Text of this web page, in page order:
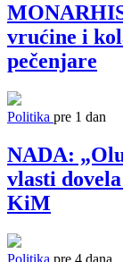
vrućine i
pečenjare
Politika pre 1 dan
NADA:
vlasti dovela
KiM
Politika pre 4 dana